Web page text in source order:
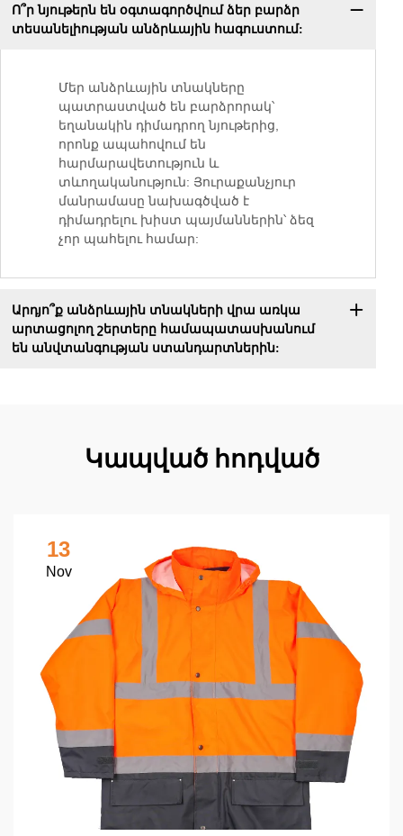
Ո՞ր նյութերն են օգտագործվում ձեր բարձր
տեսանելիության անձրևային հագուստում:
Մեր անձրևային տնակները
պատրաստված են բարձրորակ՝
եղանակին դիմադրող նյութերից,
որոնք ապահովում են
հարմարավետություն և
տևողականություն: Յուրաքանչյուր
մանրամասը նախագծված է
դիմադրելու խիստ պայմաններին՝ ձեզ
չոր պահելու համար:
Արդյո՞ք անձրևային տնակների վրա առկա
արտացոլող շերտերը համապատասխանում
են անվտանգության ստանդարտներին:
Կապված հոդված
13
Nov